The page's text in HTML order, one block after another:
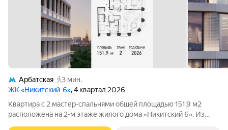
Арбатская
3 мин.
ЖК «Никитский-6», 4 квартал 2026
Квартира с 2 мастер-спальнями общей площадью 151,9 м2
расположена на 2-м этаже жилого дома «Никитский 6». Из